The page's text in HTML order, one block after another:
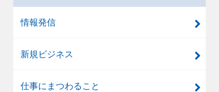
情報発信
新規ビジネス
仕事にまつわること